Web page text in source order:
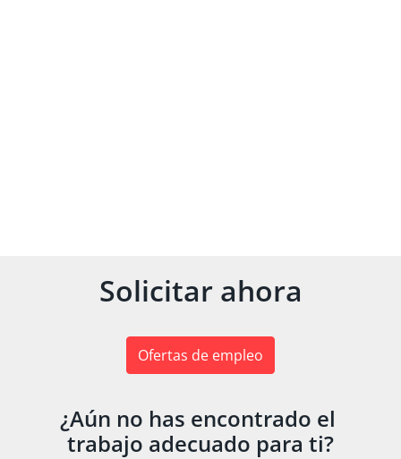
Solicitar ahora
Ofertas de empleo
¿Aún no has encontrado el
trabajo adecuado para ti?